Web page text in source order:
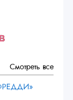
Смотреть все